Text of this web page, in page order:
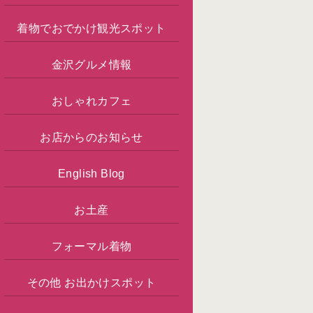
着物でおでかけ観光スポット
金沢グルメ情報
おしゃれカフェ
お店からのお知らせ
English Blog
お土産
フォーマル着物
その他 お出かけスポット